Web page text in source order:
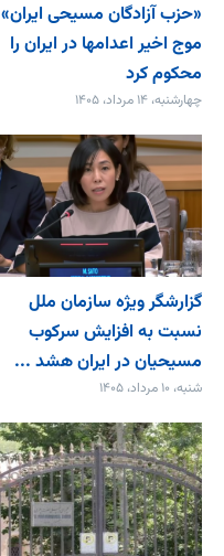
«حزب آزادگان مسیحی ایران»
موج اخیر اعدامها در ایران را
محکوم کرد
چهارشنبه، ۱۴ مرداد، ۱۴۰۵
گزارشگر ویژه سازمان ملل
نسبت به افزایش سرکوب
مسیحیان در ایران هشد ...
شنبه، ۱۰ مرداد، ۱۴۰۵